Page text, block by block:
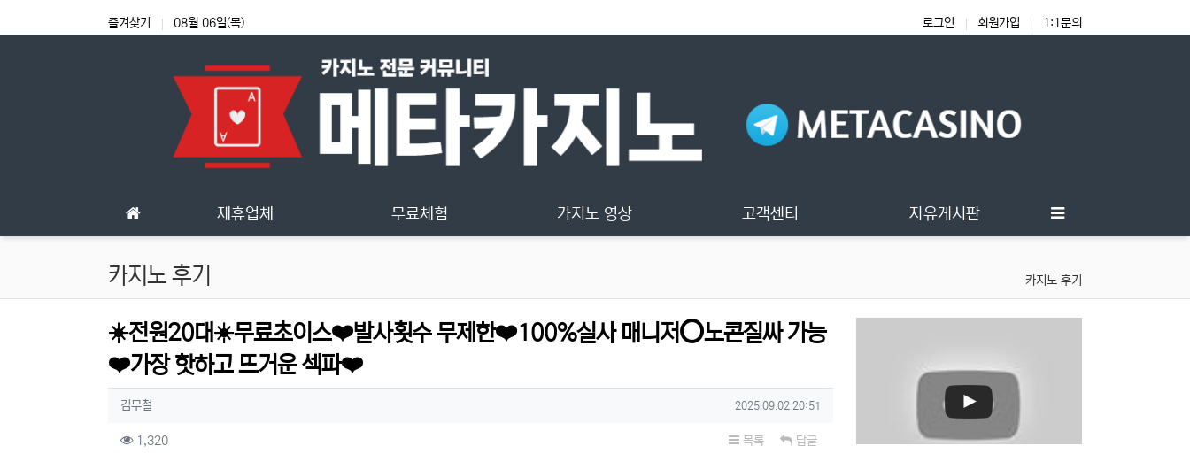
즐겨찾기 08월 06일(목) 로그인 회원가입 1:1문의
제휴업체 무료체험 카지노 영상 고객센터 자유게시판
카지노 후기 카지노 후기
☀️전원20대☀️무료초이스❤️발사횟수 무제한❤️100%실사 매니저⭕노콘질싸 가능
❤️가장 핫하고 뜨거운 섹파❤️
작성자 정보
김무철 작성일
2025.09.02 20:51
컨텐츠 정보
1,320조회 목록 답글